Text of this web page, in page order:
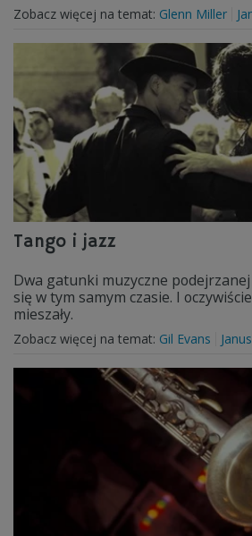
Zobacz więcej na temat: Glenn Miller
Tango i jazz
Dwa gatunki muzyczne
się w tym samym czasie. I
mieszały.
Zobacz więcej na temat: Gil Evans